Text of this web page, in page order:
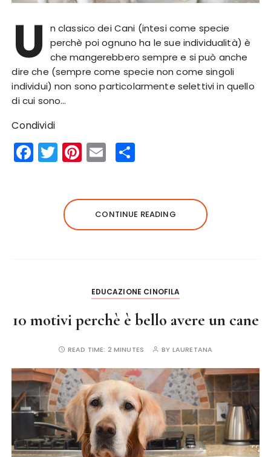
U
n classico dei Cani (intesi come specie
perchè poi ognuno ha le sue individualità) è
che mangerebbero sempre e si può anche
dire che (sempre come specie non come singoli
individui) non sono particolarmente selettivi in quello
di cui sono…
Condividi
F
a
T
w
te
r
Pi
n
re
st
E
m
l re
CONTINUE READING
EDUCAZIONE CINOFILA
10 motivi perchè è bello avere un cane
READ TIME: 2 MINUTES BY LAURETANA